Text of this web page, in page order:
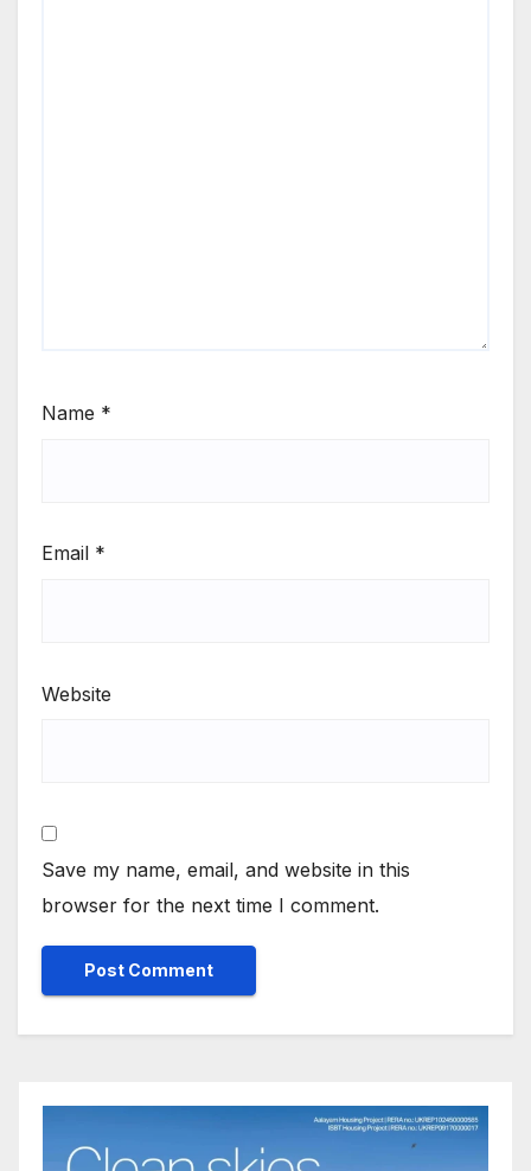
Name *
Email *
Website
Save my name, email, and website in this
browser for the next time I comment.